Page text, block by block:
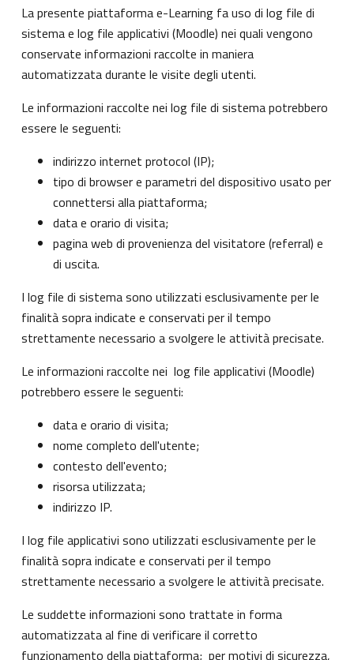
La presente piattaforma e-Learning fa uso di log file di
sistema e log file applicativi (Moodle) nei quali vengono
conservate informazioni raccolte in maniera
automatizzata durante le visite degli utenti.
Le informazioni raccolte nei log file di sistema potrebbero
essere le seguenti:
indirizzo internet protocol (IP);
tipo di browser e parametri del dispositivo usato per
connettersi alla piattaforma;
data e orario di visita;
pagina web di provenienza del visitatore (referral) e
di uscita.
I log file di sistema sono utilizzati esclusivamente per le
finalità sopra indicate e conservati per il tempo
strettamente necessario a svolgere le attività precisate.
Le informazioni raccolte nei log file applicativi (Moodle)
potrebbero essere le seguenti:
data e orario di visita;
nome completo dell'utente;
contesto dell'evento;
risorsa utilizzata;
indirizzo IP.
I log file applicativi sono utilizzati esclusivamente per le
finalità sopra indicate e conservati per il tempo
strettamente necessario a svolgere le attività precisate.
Le suddette informazioni sono trattate in forma
automatizzata al fine di verificare il corretto
funzionamento della piattaforma; per motivi di sicurezza,